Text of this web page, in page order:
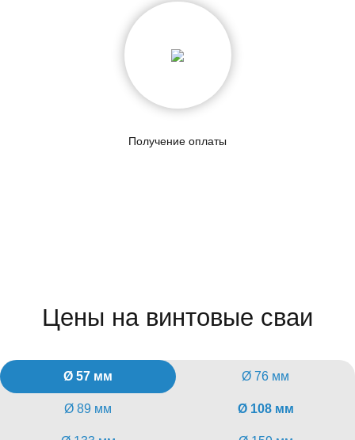
Получение оплаты
Цены на винтовые сваи
Ø 57 мм Ø 76 мм
Ø 89 мм Ø 108 мм